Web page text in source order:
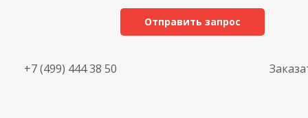
Отправить запрос
+7 (499) 444 38 50